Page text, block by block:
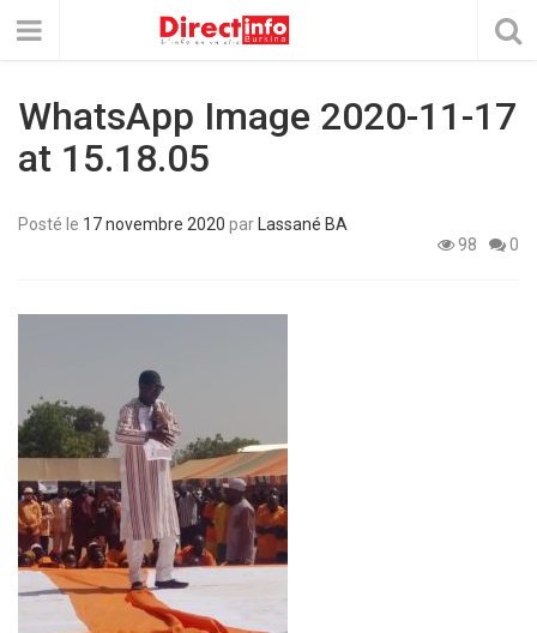
WhatsApp Image 2020-11-17
at 15.18.05
Posté le 17 novembre 2020 par
Lassané BA
98
0